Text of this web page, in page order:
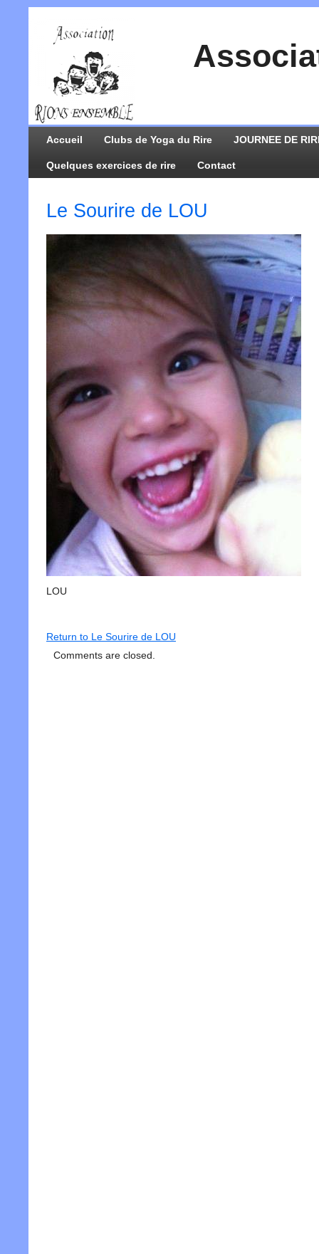
Accueil Clubs de Yoga du Rire JOURNEE DE
Quelques exercices de rire Contact
Le Sourire de LOU
LOU
Return to Le Sourire de LOU
Comments are closed.